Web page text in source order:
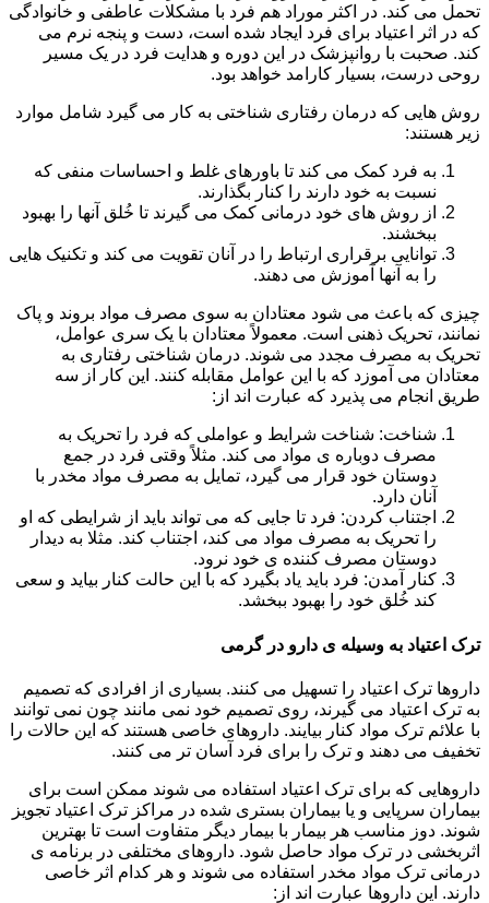
تحمل می کند. در اکثر موراد هم فرد با مشکلات عاطفی و خانوادگی
که در اثر اعتیاد برای فرد ایجاد شده است، دست و پنجه نرم می
کند. صحبت با روانپزشک در این دوره و هدایت فرد در یک مسیر
روحی درست، بسیار کارامد خواهد بود.
روش هایی که درمان رفتاری شناختی به کار می گیرد شامل موارد
زیر هستند:
به فرد کمک می کند تا باورهای غلط و احساسات منفی که
نسبت به خود دارند را کنار بگذارند.
از روش های خود درمانی کمک می گیرند تا خُلق آنها را بهبود
ببخشند.
توانایی برقراری ارتباط را در آنان تقویت می کند و تکنیک هایی
را به آنها آموزش می دهند.
چیزی که باعث می شود معتادان به سوی مصرف مواد بروند و پاک
نمانند، تحریک ذهنی است. معمولاً معتادان با یک سری عوامل،
تحریک به مصرف مجدد می شوند. درمان شناختی رفتاری به
معتادان می آموزد که با این عوامل مقابله کنند. این کار از سه
طریق انجام می پذیرد که عبارت اند از:
شناخت: شناخت شرایط و عواملی که فرد را تحریک به
مصرف دوباره ی مواد می کند. مثلاً وقتی فرد در جمع
دوستان خود قرار می گیرد، تمایل به مصرف مواد مخدر با
آنان دارد.
اجتناب کردن: فرد تا جایی که می تواند باید از شرایطی که او
را تحریک به مصرف مواد می کند، اجتناب کند. مثلا به دیدار
دوستان مصرف کننده ی خود نرود.
کنار آمدن: فرد باید یاد بگیرد که با این حالت کنار بیاید و سعی
کند خُلق خود را بهبود ببخشد.
ترک اعتیاد به وسیله ی دارو در گرمی
داروها ترک اعتیاد را تسهیل می کنند. بسیاری از افرادی که تصمیم
به ترک اعتیاد می گیرند، روی تصمیم خود نمی مانند چون نمی توانند
با علائم ترک مواد کنار بیایند. داروهای خاصی هستند که این حالات را
تخفیف می دهند و ترک را برای فرد آسان تر می کنند.
داروهایی که برای ترک اعتیاد استفاده می شوند ممکن است برای
بیماران سرپایی و یا بیماران بستری شده در مراکز ترک اعتیاد تجویز
شوند. دوز مناسب هر بیمار با بیمار دیگر متفاوت است تا بهترین
اثربخشی در ترک مواد حاصل شود. داروهای مختلفی در برنامه ی
درمانی ترک مواد مخدر استفاده می شوند و هر کدام اثر خاصی
دارند. این داروها عبارت اند از: